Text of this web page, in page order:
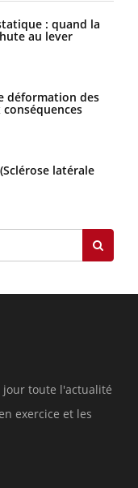
: quand la
au lever
déformation des
latérale
jour toute l'actualité
exercice et les